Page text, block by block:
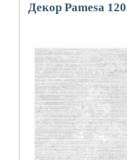
Декор Pamesa